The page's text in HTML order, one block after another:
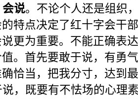
会说。不论个人还是组织
特点决定了红十字会干
更为重要。不能正确表
值。首先要敢于说，有勇
恰当，把我分寸，达到
，既要有不怯场的心理